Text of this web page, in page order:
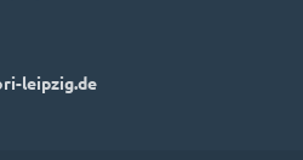
leipzig.de